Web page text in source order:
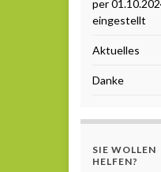
per
eingestellt
Aktuelles
Danke
SIE WOLLEN
HELFEN?